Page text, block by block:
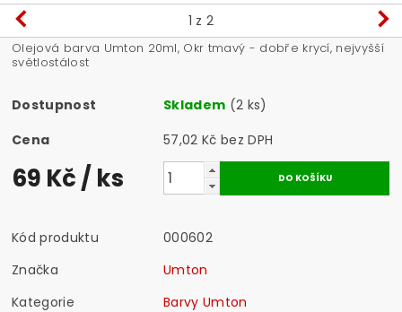
1 z 2
Olejová barva Umton 20ml, Okr tmavý - dobře krycí, nejvyšší
světlostálost
Dostupnost Skladem (2 ks)
Cena
57,02 Kč bez DPH
69 Kč/ ks
Kód produktu
000602
Značka
Umton
Kategorie
Barvy Umton